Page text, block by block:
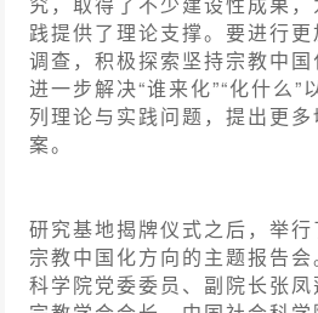
践提供了理论支撑。要进行
调查，积极探索坚持宗教中国
进一步解决“谁来化”“化什么”
列理论与实践问题，提出更
案。
研究基地揭牌仪式之后，举
宗教中国化方向的主题报告
科学院党委委员、副院长张